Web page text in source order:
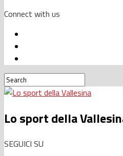
Connect with us
Lo sport della
SEGUICI SU